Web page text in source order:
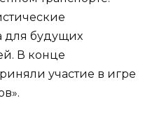
для будущих
В конце
участие в игре